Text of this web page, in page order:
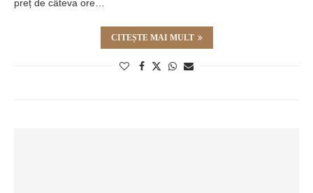
preț de câteva ore…
CITEȘTE MAI MULT